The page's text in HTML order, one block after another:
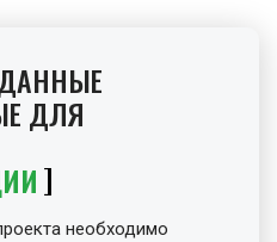
ДЛЯ
необходимо